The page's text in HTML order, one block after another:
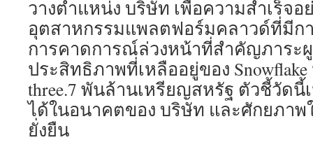
วางตำแหน่ง บริษัท เพื่อความสำเร็จอ
อุตสาหกรรมแพลตฟอร์มคลาวด์ที่มีก
การคาดการณ์ล่วงหน้าที่สำคัญภาระ
ประสิทธิภาพที่เหลืออยู่ของ
three.7 พันล้านเหรียญสหรัฐ ตัวชี้วัดนี้
ได้ในอนาคตของ บริษัท และศักยภาพ
ยั่งยืน